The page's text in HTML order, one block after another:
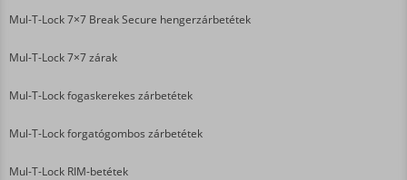
Mul-T-Lock 7×7 Break Secure hengerzárbetétek
Mul-T-Lock 7×7 zárak
Mul-T-Lock fogaskerekes zárbetétek
Mul-T-Lock forgatógombos zárbetétek
Mul-T-Lock RIM-betétek